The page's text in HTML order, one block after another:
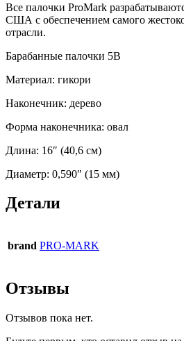
Все палочки ProMark
США с обеспечением самого
отрасли.
Барабанные палочки 5B
Материал: гикори
Наконечник: дерево
Форма наконечника: овал
Длина: 16″ (40,6 см)
Диаметр: 0,590″ (15 мм)
Детали
brand PRO-MARK
Отзывы
Отзывов пока нет.